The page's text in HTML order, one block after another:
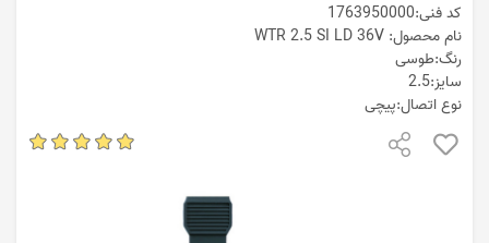
کد فنی:1763950000
نام محصول: WTR 2.5 SI LD 36V
رنگ:طوسی
سایز:2.5
نوع اتصال:پیچی